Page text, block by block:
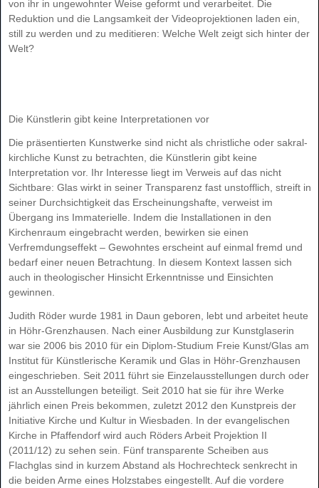
von ihr in ungewohnter Weise geformt und verarbeitet. Die
Reduktion und die Langsamkeit der Videoprojektionen laden ein,
still zu werden und zu meditieren: Welche Welt zeigt sich hinter der
Welt?
Die Künstlerin gibt keine Interpretationen vor
Die präsentierten Kunstwerke sind nicht als christliche oder sakral-
kirchliche Kunst zu betrachten, die Künstlerin gibt keine
Interpretation vor. Ihr Interesse liegt im Verweis auf das nicht
Sichtbare: Glas wirkt in seiner Transparenz fast unstofflich, streift in
seiner Durchsichtigkeit das Erscheinungshafte, verweist im
Übergang ins Immaterielle. Indem die Installationen in den
Kirchenraum eingebracht werden, bewirken sie einen
Verfremdungseffekt – Gewohntes erscheint auf einmal fremd und
bedarf einer neuen Betrachtung. In diesem Kontext lassen sich
auch in theologischer Hinsicht Erkenntnisse und Einsichten
gewinnen.
Judith Röder wurde 1981 in Daun geboren, lebt und arbeitet heute
in Höhr-Grenzhausen. Nach einer Ausbildung zur Kunstglaserin
war sie 2006 bis 2010 für ein Diplom-Studium Freie Kunst/Glas am
Institut für Künstlerische Keramik und Glas in Höhr-Grenzhausen
eingeschrieben. Seit 2011 führt sie Einzelausstellungen durch oder
ist an Ausstellungen beteiligt. Seit 2010 hat sie für ihre Werke
jährlich einen Preis bekommen, zuletzt 2012 den Kunstpreis der
Initiative Kirche und Kultur in Wiesbaden. In der evangelischen
Kirche in Pfaffendorf wird auch Röders Arbeit Projektion II
(2011/12) zu sehen sein. Fünf transparente Scheiben aus
Flachglas sind in kurzem Abstand als Hochrechteck senkrecht in
die beiden Arme eines Holzstabes eingestellt. Auf die vordere